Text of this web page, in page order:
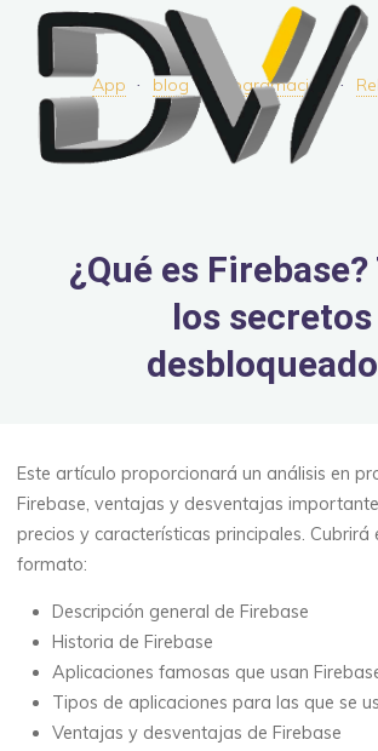
Saltar
contenido
App blog Programación
¿Qué es Firebase?
los secretos
Este artículo proporcionará un análisis en
Firebase, ventajas y desventajas
precios y características principales. Cubrirá
formato:
Descripción general de Firebase
Historia de Firebase
Aplicaciones famosas que usan
Tipos de aplicaciones para las que se
Ventajas y desventajas de Firebase